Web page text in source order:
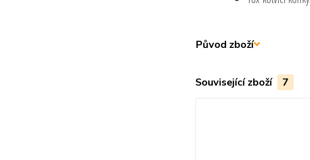
Původ zboží
Související zboží 7